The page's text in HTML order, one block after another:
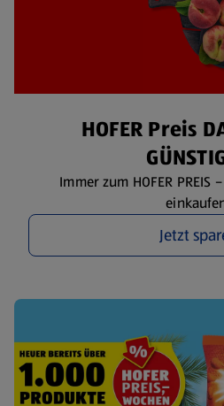
HOFER Preis
Immer zum HOFER
Jetzt